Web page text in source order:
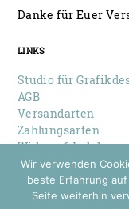
Danke für Euer
LINKS
Studio für
AGB
Versandarten
Zahlungsarten
Datenschutz
Impressum
Wir verwenden
beste Erfahrung
Seite weiterhin